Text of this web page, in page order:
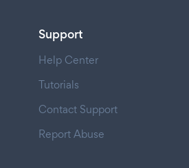
Support
Help Center
Tutorials
Contact Support
Report Abuse